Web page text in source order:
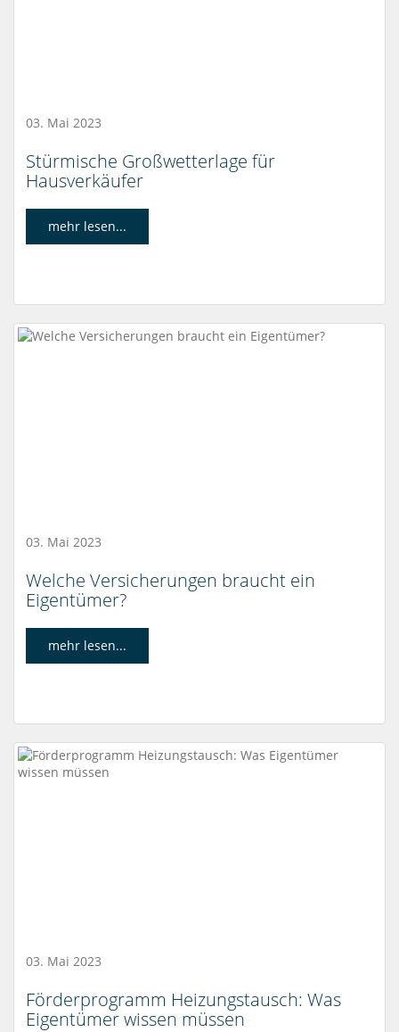
03. Mai 2023
Stürmische Großwetterlage für
Hausverkäufer
mehr lesen...
03. Mai 2023
Welche Versicherungen braucht ein
Eigentümer?
mehr lesen...
03. Mai 2023
Förderprogramm Heizungstausch: Was
Eigentümer wissen müssen